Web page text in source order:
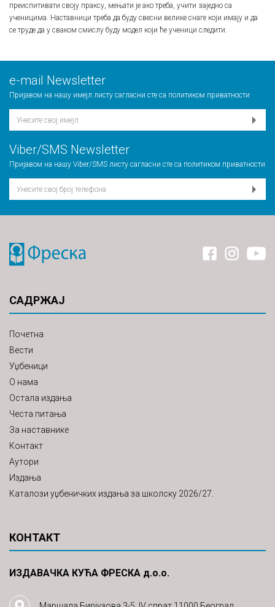
преиспитивати своју праксу, мењати је ако треба, учити заједно са
ученицима. Наставници треба да буду свесни велике снаге који имају и да
се труде да у сваком смислу буду модел који ће ученици следити.
е-mail Newsletter
Пријавом на нашу имејл листу сагласни сте са политиком приватности
Viber/SMS Newsletter
Пријавом на нашу Viber/SMS листу сагласни сте са политиком приватности
САДРЖАЈ
Почетна
Вести
Уџбеници
О нама
Остала издања
Честа питања
За наставнике
Контакт
Аутори
Издања
Каталози уџбеничких издања за школску 2026/27.
КОНТАКТ
ИЗДАВАЧКА КУЋА ФРЕСКА д.о.о.